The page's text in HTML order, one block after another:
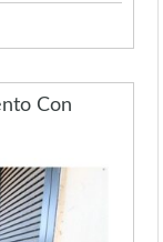
Con